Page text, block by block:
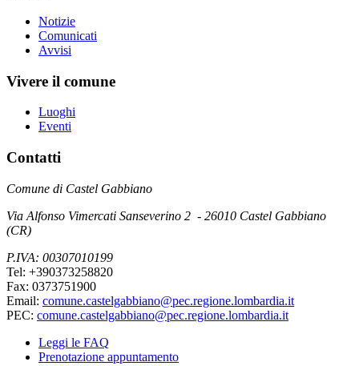
Notizie
Comunicati
Avvisi
Vivere il comune
Luoghi
Eventi
Contatti
Comune di Castel Gabbiano
Via Alfonso Vimercati Sanseverino 2 - 26010 Castel Gabbiano
(CR)
P.IVA: 00307010199
Tel: +390373258820
Fax: 0373751900
Email: comune.castelgabbiano@pec.regione.lombardia.it
PEC: comune.castelgabbiano@pec.regione.lombardia.it
Leggi le FAQ
Prenotazione appuntamento